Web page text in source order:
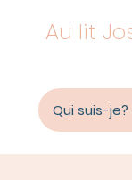
Au lit
Qui suis-je?